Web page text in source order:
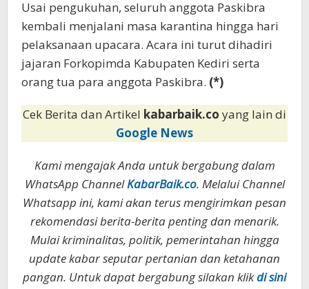
Usai pengukuhan, seluruh anggota Paskibra
kembali menjalani masa karantina hingga hari
pelaksanaan upacara. Acara ini turut dihadiri
jajaran Forkopimda Kabupaten Kediri serta
orang tua para anggota Paskibra. (*)
Cek Berita dan Artikel kabarbaik.co yang lain di
Google News
Kami mengajak Anda untuk bergabung dalam
WhatsApp ChannelKabarBaik.co. Melalui Channel
Whatsapp ini, kami akan terus mengirimkan pesan
rekomendasi berita-berita penting dan menarik.
Mulai kriminalitas, politik, pemerintahan hingga
update kabar seputar pertanian dan ketahanan
pangan. Untuk dapat bergabung silakan klikdi sini